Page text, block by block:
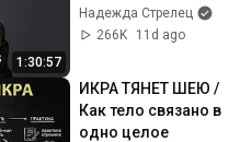
1:30:57
читать серьезную
литературу
Надежда Стрелец
266K
11d ago
ИКРА ТЯНЕТ ШЕЮ /
Как тело связано в
одно целое